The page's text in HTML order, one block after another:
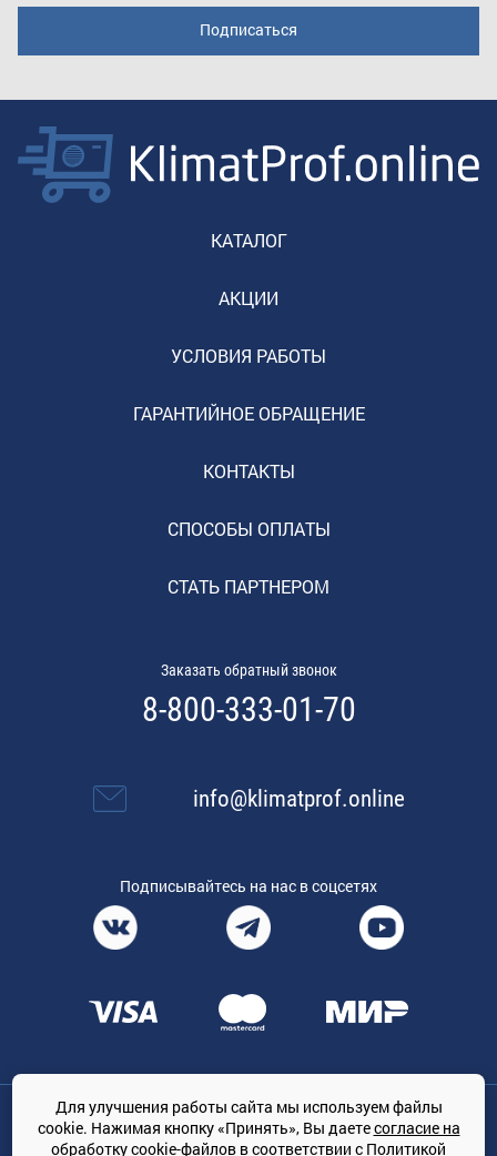
КАТАЛОГ
АКЦИИ
УСЛОВИЯ РАБОТЫ
ГАРАНТИЙНОЕ ОБРАЩЕНИЕ
КОНТАКТЫ
СПОСОБЫ ОПЛАТЫ
СТАТЬ ПАРТНЕРОМ
Заказать обратный звонок
8-800-333-01-70
info@klimatprof.online
Подписывайтесь на нас в соцсетях
Общество с ограниченной ответственностью «ТРЕЙДКОН», ОГРН:
1167847364079, 197022, г. Санкт-Петербург, проспект Медиков, 7
Для улучшения работы сайта мы используем файлы
cookie. Нажимая кнопку «Принять», Вы даетесогласие на
обработку cookie-файлов в соответствии с Политикой